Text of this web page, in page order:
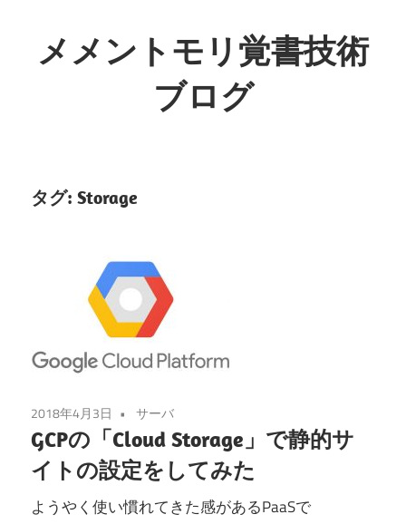
テ
キ
メメントモリ覚書技術
ブログ
タグ: Storage
2018年4月3日 サーバ
GCPの「Cloud Storage」で静的サ
イトの設定をしてみた
ようやく使い慣れてきた感があるPaaSで